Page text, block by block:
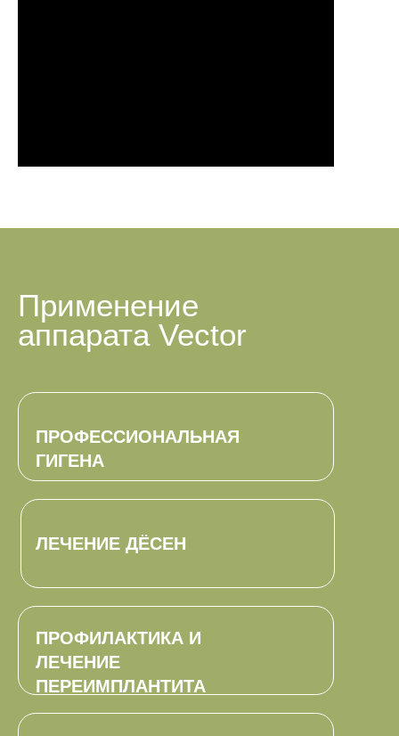
Применение
аппарата Vector
ПРОФИЛАКТИКА И
ЛЕЧЕНИЕ
ПЕРЕИМПЛАНТИТА
ЛЕЧЕНИЕ ДЁСЕН
ПРОФЕССИОНАЛЬНАЯ
ГИГЕНА